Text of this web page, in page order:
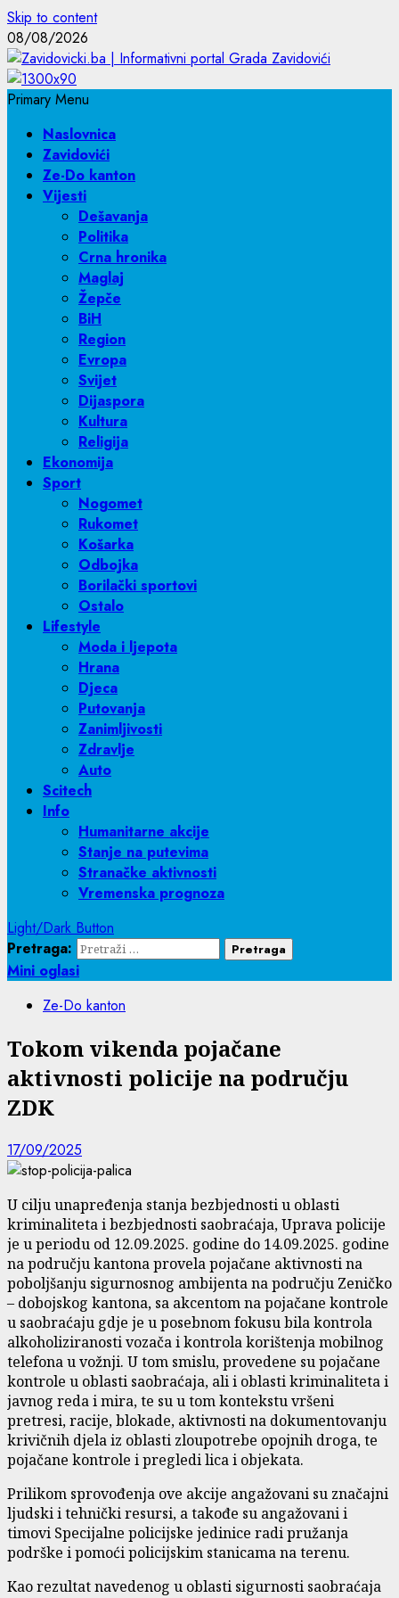
Skip to content
08/08/2026
Primary Menu
Naslovnica
Zavidovići
Ze-Do kanton
Vijesti
Dešavanja
Politika
Crna hronika
Maglaj
Žepče
BiH
Region
Evropa
Svijet
Dijaspora
Kultura
Religija
Ekonomija
Sport
Nogomet
Rukomet
Košarka
Odbojka
Borilački sportovi
Ostalo
Lifestyle
Moda i ljepota
Hrana
Djeca
Putovanja
Zanimljivosti
Zdravlje
Auto
Scitech
Info
Humanitarne akcije
Stanje na putevima
Stranačke aktivnosti
Vremenska prognoza
Light/Dark Button
Pretraga:
Mini oglasi
Ze-Do kanton
Tokom vikenda pojačane
aktivnosti policije na području
ZDK
17/09/2025
U cilju unapređenja stanja bezbjednosti u oblasti
kriminaliteta i bezbjednosti saobraćaja, Uprava policije
je u periodu od 12.09.2025. godine do 14.09.2025. godine
na području kantona provela pojačane aktivnosti na
poboljšanju sigurnosnog ambijenta na području Zeničko
– dobojskog kantona, sa akcentom na pojačane kontrole
u saobraćaju gdje je u posebnom fokusu bila kontrola
alkoholiziranosti vozača i kontrola korištenja mobilnog
telefona u vožnji. U tom smislu, provedene su pojačane
kontrole u oblasti saobraćaja, ali i oblasti kriminaliteta i
javnog reda i mira, te su u tom kontekstu vršeni
pretresi, racije, blokade, aktivnosti na dokumentovanju
krivičnih djela iz oblasti zloupotrebe opojnih droga, te
pojačane kontrole i pregledi lica i objekata.
Prilikom sprovođenja ove akcije angažovani su značajni
ljudski i tehnički resursi, a takođe su angažovani i
timovi Specijalne policijske jedinice radi pružanja
podrške i pomoći policijskim stanicama na terenu.
Kao rezultat navedenog u oblasti sigurnosti saobraćaja